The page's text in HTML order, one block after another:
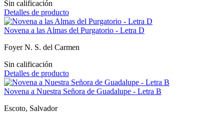
Sin calificación
Detalles de producto
Novena a las Almas del Purgatorio - Letra D
Foyer N. S. del Carmen
Sin calificación
Detalles de producto
Novena a Nuestra Señora de Guadalupe - Letra B
Escoto, Salvador